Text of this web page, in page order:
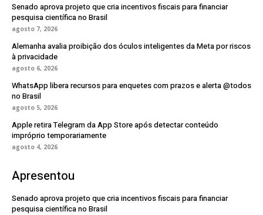
Senado aprova projeto que cria incentivos fiscais para financiar
pesquisa científica no Brasil
agosto 7, 2026
Alemanha avalia proibição dos óculos inteligentes da Meta por riscos
à privacidade
agosto 6, 2026
WhatsApp libera recursos para enquetes com prazos e alerta @todos
no Brasil
agosto 5, 2026
Apple retira Telegram da App Store após detectar conteúdo
impróprio temporariamente
agosto 4, 2026
Apresentou
Senado aprova projeto que cria incentivos fiscais para financiar
pesquisa científica no Brasil